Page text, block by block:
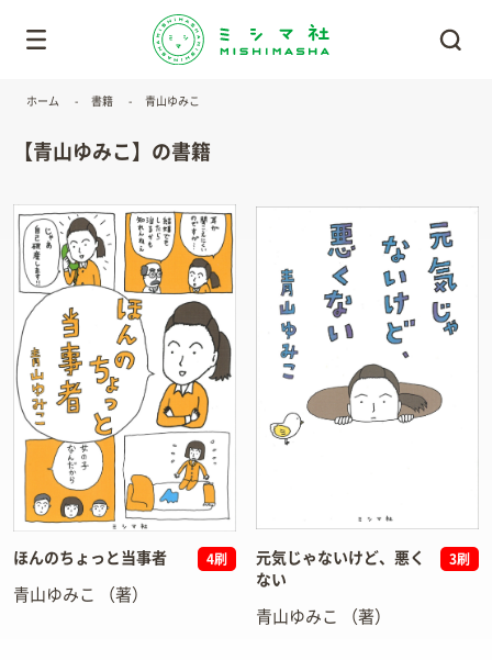
ホーム 書籍 青山ゆみこ
【青山ゆみこ】の書籍
ほんのちょっと当事者 4刷
青山ゆみこ （著）
元気じゃないけど、悪く
ない
3刷
青山ゆみこ （著）